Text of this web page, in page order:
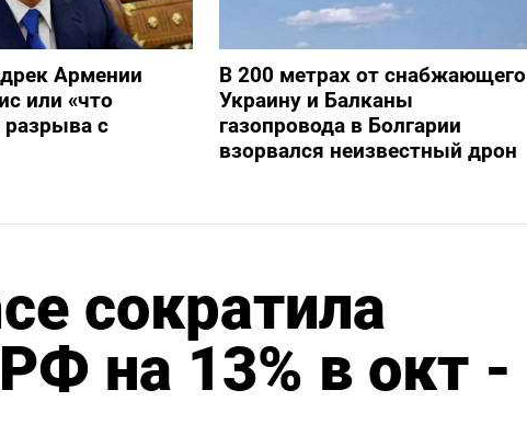
Армении
или «что
разрыва с
В 200 метрах от снабжающего
Украину и Балканы
газопровода в Болгарии
взорвался неизвестный дрон
сократила
на 13% в окт -